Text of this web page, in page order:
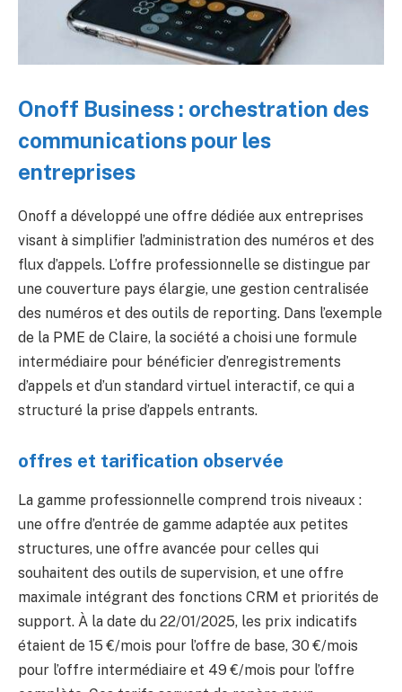
Onoff Business : orchestration des
communications pour les
entreprises
Onoff a développé une offre dédiée aux entreprises
visant à simplifier l’administration des numéros et des
flux d’appels. L’offre professionnelle se distingue par
une couverture pays élargie, une gestion centralisée
des numéros et des outils de reporting. Dans l’exemple
de la PME de Claire, la société a choisi une formule
intermédiaire pour bénéficier d’enregistrements
d’appels et d’un standard virtuel interactif, ce qui a
structuré la prise d’appels entrants.
offres et tarification observée
La gamme professionnelle comprend trois niveaux :
une offre d’entrée de gamme adaptée aux petites
structures, une offre avancée pour celles qui
souhaitent des outils de supervision, et une offre
maximale intégrant des fonctions CRM et priorités de
support. À la date du 22/01/2025, les prix indicatifs
étaient de 15 €/mois pour l’offre de base, 30 €/mois
pour l’offre intermédiaire et 49 €/mois pour l’offre